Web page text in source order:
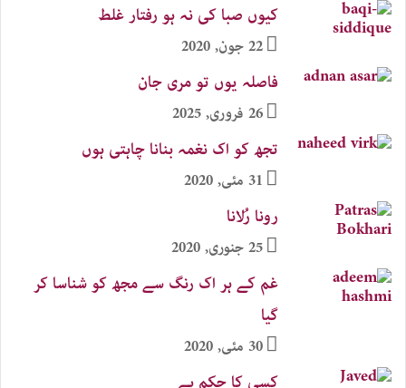
کیوں صبا کی نہ ہو رفتار غلط
22 جون, 2020
فاصلہ یوں تو مری جان
26 فروری, 2025
تجھ کو اک نغمہ بنانا چاہتی ہوں
31 مئی, 2020
رونا رُلانا
25 جنوری, 2020
غم کے ہر اک رنگ سے مجھ کو شناسا کر
گیا
30 مئی, 2020
کسی کا حکم ہے